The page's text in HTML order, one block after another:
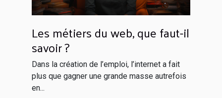
Les métiers du web, que faut-il
savoir ?
Dans la création de l’emploi, l’internet a fait
plus que gagner une grande masse autrefois
en...